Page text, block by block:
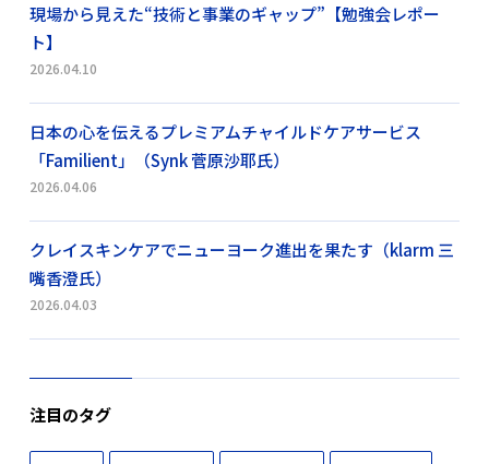
現場から見えた“技術と事業のギャップ”【勉強会レポー
ト】
2026.04.10
日本の心を伝えるプレミアムチャイルドケアサービス
「Familient」（Synk 菅原沙耶氏）
2026.04.06
クレイスキンケアでニューヨーク進出を果たす（klarm 三
嘴香澄氏）
2026.04.03
注目のタグ